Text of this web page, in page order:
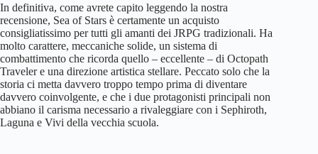
In definitiva, come avrete capito leggendo la nostra
recensione, Sea of Stars è certamente un acquisto
consigliatissimo per tutti gli amanti dei JRPG tradizionali. Ha
molto carattere, meccaniche solide, un sistema di
combattimento che ricorda quello – eccellente – di Octopath
Traveler e una direzione artistica stellare. Peccato solo che la
storia ci metta davvero troppo tempo prima di diventare
davvero coinvolgente, e che i due protagonisti principali non
abbiano il carisma necessario a rivaleggiare con i Sephiroth,
Laguna e Vivi della vecchia scuola.